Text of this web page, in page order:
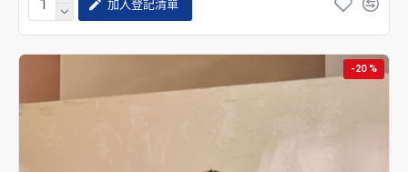
加入登記清單
-20 %